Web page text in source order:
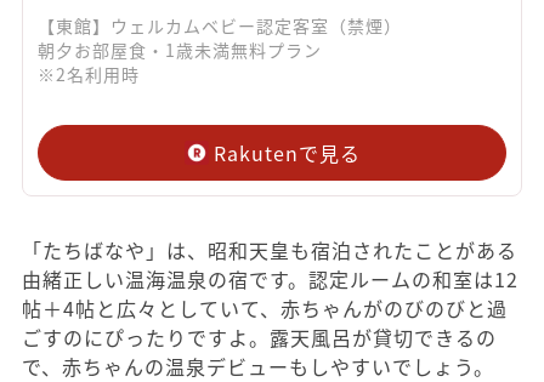
【東館】ウェルカムベビー認定客室（禁煙）
朝夕お部屋食・1歳未満無料プラン
※2名利用時
Rakutenで見る
「たちばなや」は、昭和天皇も宿泊されたことがある
由緒正しい温海温泉の宿です。認定ルームの和室は12
帖＋4帖と広々としていて、赤ちゃんがのびのびと過
ごすのにぴったりですよ。露天風呂が貸切できるの
で、赤ちゃんの温泉デビューもしやすいでしょう。